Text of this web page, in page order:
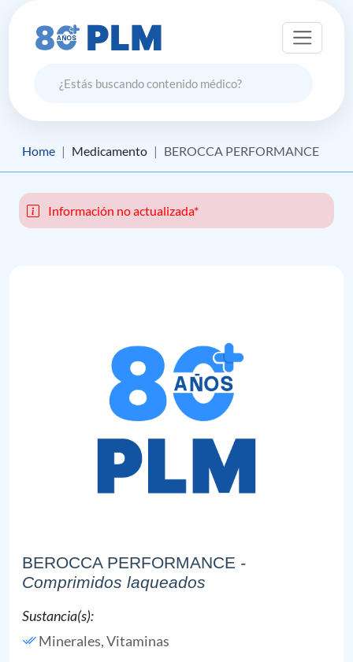
Home Medicamento BEROCCA PERFORMANCE
Información no actualizada*
BEROCCA PERFORMANCE -
Comprimidos laqueados
Sustancia(s):
Minerales,Vitaminas